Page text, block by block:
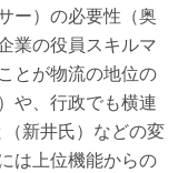
ー）の必要性（奥
業の役員スキルマ
とが物流の地位の
や、行政でも横連
新井氏）などの変
は上位機能からの